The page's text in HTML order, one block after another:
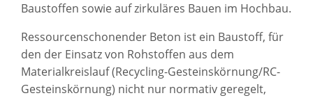
Baustoffen sowie auf zirkuläres Bauen im Hochbau.
Ressourcenschonender Beton ist ein Baustoff, für
den der Einsatz von Rohstoffen aus dem
Materialkreislauf (Recycling-Gesteinskörnung/RC-
Gesteinskörnung) nicht nur normativ geregelt,